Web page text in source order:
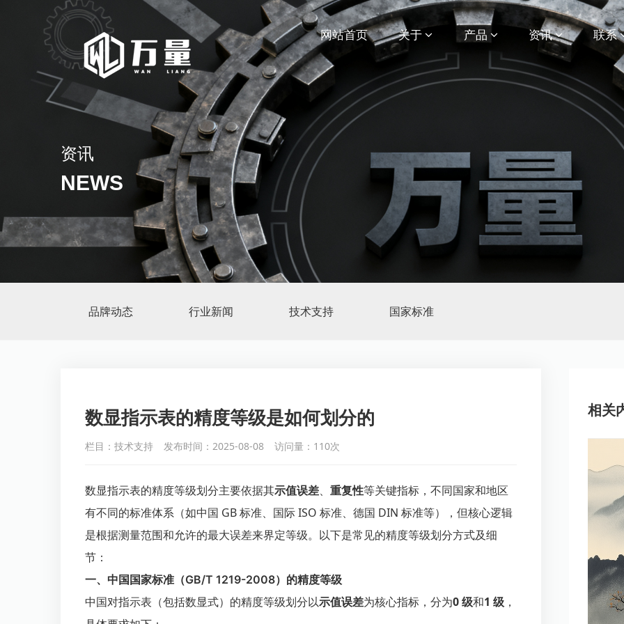
网站首页 关于 产品 资讯 联系
资讯
NEWS
品牌动态 行业新闻 技术支持 国家标准
数显指示表的精度等级是如何划分的
栏目：技术支持 发布时间：2025-08-08 访问量：110次
数显指示表的精度等级划分主要依据其示值误差、重复性等关键指标，不同国家和地区
有不同的标准体系（如中国 GB 标准、国际 ISO 标准、德国 DIN 标准等），但核心逻辑
是根据测量范围和允许的最大误差来界定等级。以下是常见的精度等级划分方式及细
节：
一、中国国家标准（GB/T 1219-2008）的精度等级
中国对指示表（包括数显式）的精度等级划分以示值误差为核心指标，分为0 级和1 级 ，
相关